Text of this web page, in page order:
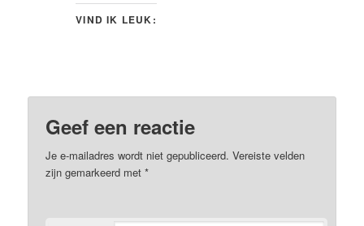
VIND IK LEUK:
Geef een reactie
Je e-mailadres wordt niet gepubliceerd. Vereiste velden
zijn gemarkeerd met*